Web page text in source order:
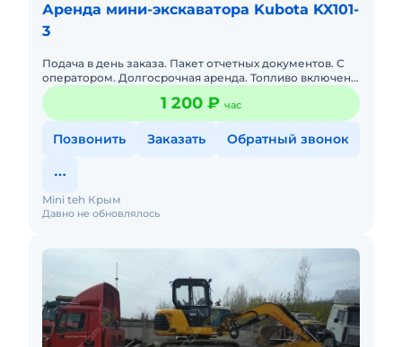
Аренда мини-экскаватора Kubota KX101-
3
Подача в день заказа. Пакет отчетных документов. С
оператором. Долгосрочная аренда. Топливо включено
в стоимость. Краткосрочная аренда. Сейчас свободна.
1 200 ₽ час
Позвонить Заказать Обратный звонок
Давно не обновлялось
Mini teh Крым